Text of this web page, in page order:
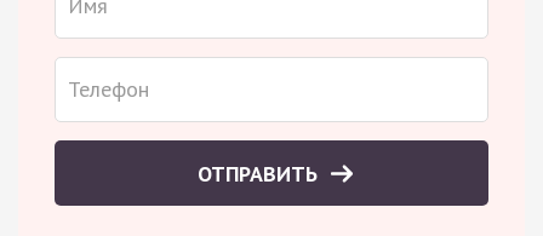
ОТПРАВИТЬ